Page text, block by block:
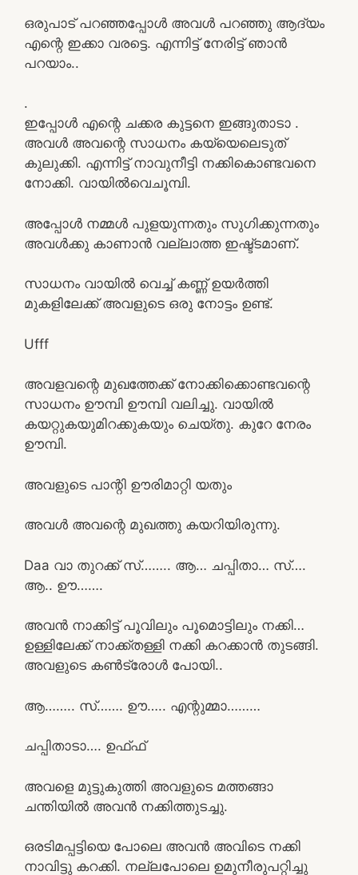
ഒരുപാട് പറഞ്ഞപ്പോൾ അവൾ പറഞ്ഞു ആദ്യം
എന്റെ ഇക്കാ വരട്ടെ. എന്നിട്ട് നേരിട്ട് ഞാൻ
പറയാം..
.
ഇപ്പോൾ എന്റെ ചക്കര കുട്ടനെ ഇങ്ങുതാടാ .
അവൾ അവന്റെ സാധനം കയ്യെലെടുത്
കുലുക്കി. എന്നിട്ട് നാവുനീട്ടി നക്കികൊണ്ടവനെ
നോക്കി. വായിൽവെചൂമ്പി.
അപ്പോൾ നമ്മൾ പുളയുന്നതും സുഗിക്കുന്നതും
അവൾക്കു കാണാൻ വല്ലാത്ത ഇഷ്ട്ടമാണ്.
സാധനം വായിൽ വെച്ച് കണ്ണ് ഉയർത്തി
മുകളിലേക്ക് അവളുടെ ഒരു നോട്ടം ഉണ്ട്.
Ufff
അവളവന്റെ മുഖത്തേക്ക് നോക്കിക്കൊണ്ടവന്റെ
സാധനം ഊമ്പി ഊമ്പി വലിച്ചു. വായിൽ
കയറ്റുകയുമിറക്കുകയും ചെയ്തു. കുറേ നേരം
ഊമ്പി.
അവളുടെ പാന്റി ഊരിമാറ്റി യതും
അവൾ അവന്റെ മുഖത്തു കയറിയിരുന്നു.
Daa വാ തുറക്ക് സ്…….. ആ… ചപ്പിതാ… സ്….
ആ.. ഊ…….
അവൻ നാക്കിട്ട് പൂവിലും പൂമൊട്ടിലും നക്കി…
ഉള്ളിലേക്ക് നാക്ക്തള്ളി നക്കി കറക്കാൻ തുടങ്ങി.
അവളുടെ കൺട്രോൾ പോയി..
ആ…….. സ്……. ഊ….. എന്റുമ്മാ………
ചപ്പിതാടാ…. ഉഫ്ഫ്
അവളെ മുട്ടുകുത്തി അവളുടെ മത്തങ്ങാ
ചന്തിയിൽ അവൻ നക്കിത്തുടച്ചു.
ഒരടിമപ്പട്ടിയെ പോലെ അവൻ അവിടെ നക്കി
നാവിട്ടു കറക്കി. നല്ലപോലെ ഉമുനീരുപറ്റിച്ചു